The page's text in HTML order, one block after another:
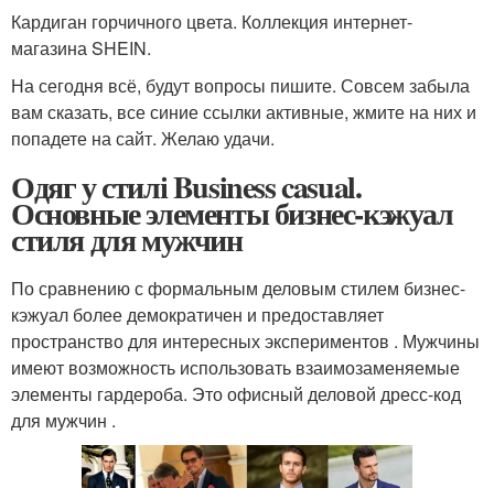
Кардиган горчичного цвета. Коллекция интернет-
магазина SHEIN.
На сегодня всё, будут вопросы пишите. Совсем забыла
вам сказать, все синие ссылки активные, жмите на них и
попадете на сайт. Желаю удачи.
Одяг у стилі Business casual.
Основные элементы бизнес-кэжуал
стиля для мужчин
По сравнению с формальным деловым стилем бизнес-
кэжуал более демократичен и предоставляет
пространство для интересных экспериментов . Мужчины
имеют возможность использовать взаимозаменяемые
элементы гардероба. Это офисный деловой дресс-код
для мужчин .